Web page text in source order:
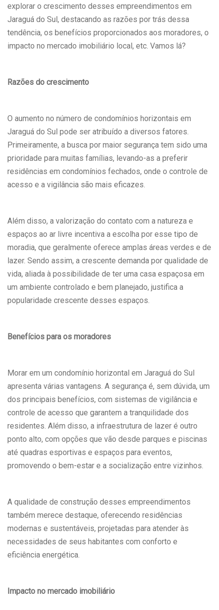
explorar o crescimento desses empreendimentos em
Jaraguá do Sul, destacando as razões por trás dessa
tendência, os benefícios proporcionados aos moradores, o
impacto no mercado imobiliário local, etc. Vamos lá?
Razões do crescimento
O aumento no número de condomínios horizontais em
Jaraguá do Sul pode ser atribuído a diversos fatores.
Primeiramente, a busca por maior segurança tem sido uma
prioridade para muitas famílias, levando-as a preferir
residências em condomínios fechados, onde o controle de
acesso e a vigilância são mais eficazes.
Além disso, a valorização do contato com a natureza e
espaços ao ar livre incentiva a escolha por esse tipo de
moradia, que geralmente oferece amplas áreas verdes e de
lazer. Sendo assim, a crescente demanda por qualidade de
vida, aliada à possibilidade de ter uma casa espaçosa em
um ambiente controlado e bem planejado, justifica a
popularidade crescente desses espaços.
Benefícios para os moradores
Morar em um condomínio horizontal em Jaraguá do Sul
apresenta várias vantagens. A segurança é, sem dúvida, um
dos principais benefícios, com sistemas de vigilância e
controle de acesso que garantem a tranquilidade dos
residentes. Além disso, a infraestrutura de lazer é outro
ponto alto, com opções que vão desde parques e piscinas
até quadras esportivas e espaços para eventos,
promovendo o bem-estar e a socialização entre vizinhos.
A qualidade de construção desses empreendimentos
também merece destaque, oferecendo residências
modernas e sustentáveis, projetadas para atender às
necessidades de seus habitantes com conforto e
eficiência energética.
Impacto no mercado imobiliário